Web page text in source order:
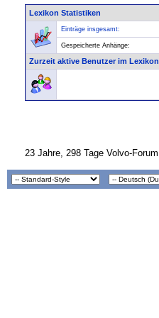
Lexikon Statistiken
Einträge insgesamt:
Gespeicherte Anhänge:
Zurzeit aktive Benutzer im Lexikon
23 Jahre, 298 Tage Volvo-